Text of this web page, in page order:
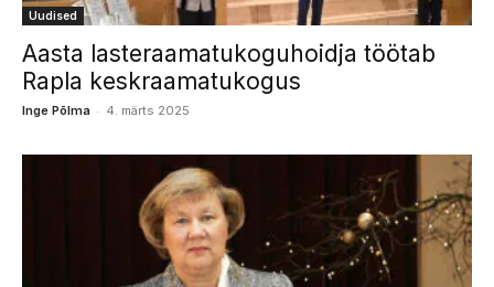
Uudised
Aasta lasteraamatukoguhoidja töötab
Rapla keskraamatukogus
Inge Põlma - 4. märts 2025